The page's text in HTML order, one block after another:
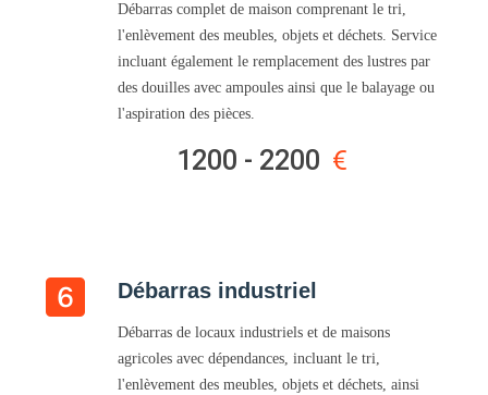
Débarras complet de maison comprenant le tri,
l'enlèvement des meubles, objets et déchets. Service
incluant également le remplacement des lustres par
des douilles avec ampoules ainsi que le balayage ou
l'aspiration des pièces.
1200 - 2200
Débarras industriel
Débarras de locaux industriels et de maisons
agricoles avec dépendances, incluant le tri,
l'enlèvement des meubles, objets et déchets, ainsi